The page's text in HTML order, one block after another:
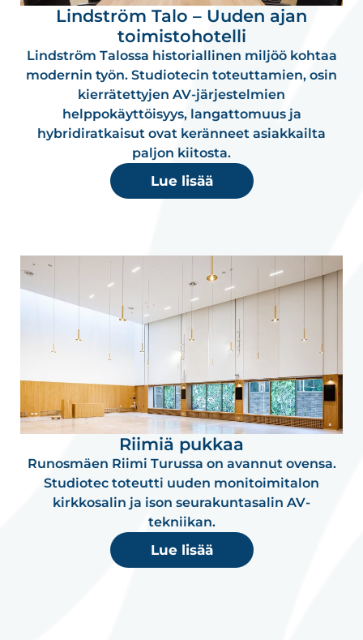
Lindström Talo – Uuden ajan
toimistohotelli
Lindström Talossa historiallinen miljöö kohtaa
modernin työn. Studiotecin toteuttamien, osin
kierrätettyjen AV-järjestelmien
helppokäyttöisyys, langattomuus ja
hybridiratkaisut ovat keränneet asiakkailta
paljon kiitosta.
Lue lisää
Riimiä pukkaa
Runosmäen Riimi Turussa on avannut ovensa.
Studiotec toteutti uuden monitoimitalon
kirkkosalin ja ison seurakuntasalin AV-
tekniikan.
Lue lisää